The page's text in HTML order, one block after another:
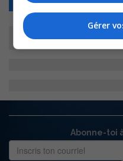
Abonne-toi
Gérer